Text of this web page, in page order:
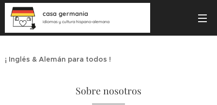
casa germania
idiomas y cultura hispano-alemana
¡ Inglés & Alemán para todos !
Sobre nosotros